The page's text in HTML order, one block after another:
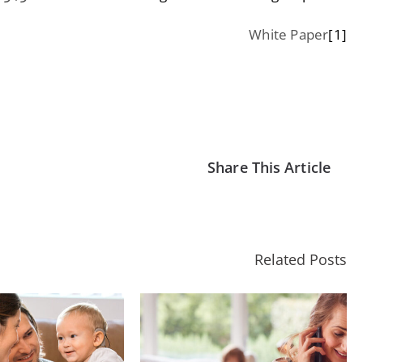
[1]
White Paper
Share This Article
Related Posts